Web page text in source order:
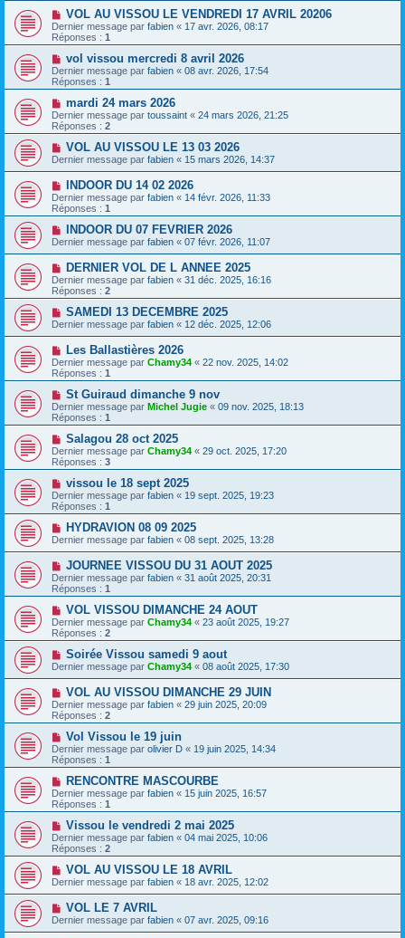
VOL AU VISSOU LE VENDREDI 17 AVRIL 20206
Dernier message par fabien « 17 avr. 2026, 08:17
Réponses : 1
vol vissou mercredi 8 avril 2026
Dernier message par fabien « 08 avr. 2026, 17:54
Réponses : 1
mardi 24 mars 2026
Dernier message par toussaint « 24 mars 2026, 21:25
Réponses : 2
VOL AU VISSOU LE 13 03 2026
Dernier message par fabien « 15 mars 2026, 14:37
INDOOR DU 14 02 2026
Dernier message par fabien « 14 févr. 2026, 11:33
Réponses : 1
INDOOR DU 07 FEVRIER 2026
Dernier message par fabien « 07 févr. 2026, 11:07
DERNIER VOL DE L ANNEE 2025
Dernier message par fabien « 31 déc. 2025, 16:16
Réponses : 2
SAMEDI 13 DECEMBRE 2025
Dernier message par fabien « 12 déc. 2025, 12:06
Les Ballastières 2026
Dernier message par Chamy34 « 22 nov. 2025, 14:02
Réponses : 1
St Guiraud dimanche 9 nov
Dernier message par Michel Jugie « 09 nov. 2025, 18:13
Réponses : 1
Salagou 28 oct 2025
Dernier message par Chamy34 « 29 oct. 2025, 17:20
Réponses : 3
vissou le 18 sept 2025
Dernier message par fabien « 19 sept. 2025, 19:23
Réponses : 1
HYDRAVION 08 09 2025
Dernier message par fabien « 08 sept. 2025, 13:28
JOURNEE VISSOU DU 31 AOUT 2025
Dernier message par fabien « 31 août 2025, 20:31
Réponses : 1
VOL VISSOU DIMANCHE 24 AOUT
Dernier message par Chamy34 « 23 août 2025, 19:27
Réponses : 2
Soirée Vissou samedi 9 aout
Dernier message par Chamy34 « 08 août 2025, 17:30
VOL AU VISSOU DIMANCHE 29 JUIN
Dernier message par fabien « 29 juin 2025, 20:09
Réponses : 2
Vol Vissou le 19 juin
Dernier message par olivier D « 19 juin 2025, 14:34
Réponses : 1
RENCONTRE MASCOURBE
Dernier message par fabien « 15 juin 2025, 16:57
Réponses : 1
Vissou le vendredi 2 mai 2025
Dernier message par fabien « 04 mai 2025, 10:06
Réponses : 2
VOL AU VISSOU LE 18 AVRIL
Dernier message par fabien « 18 avr. 2025, 12:02
VOL LE 7 AVRIL
Dernier message par fabien « 07 avr. 2025, 09:16